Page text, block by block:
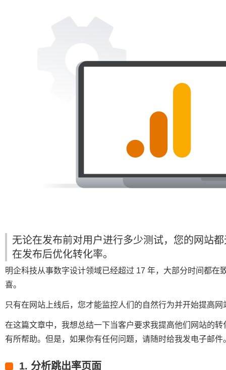
无论在发布前对用户进行多少测试，您的网站
在发布后优化转化率。
明企科技从事数字设计领域已经超过 17 年，大部分时间都
喜。
只有在网站上线后，您才能监控人们的自然行为并开始提高网
在这篇文章中，我想总结一下当客户要求我提高他们网站的
有所帮助。但是，如果你有任何问题，请随时给我发电子邮件
1. 分析跳出率页面